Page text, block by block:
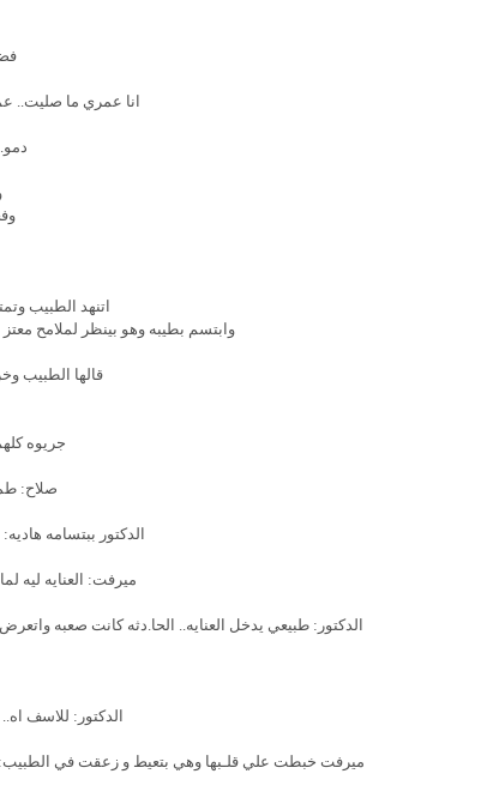
انا عمري ما صليت..
اتنهد الطبيب
وابتسم بطيبه وهو بينظر لملامح
قالها الطبيب
جريوه
صلاح:
الدكتور ببتسامه
ميرفت: العنايه ليه
الدكتور: طبيعي يدخل العنايه.. الحا.دثه كانت صعبه
الدكتور: للاسف
ميرفت خبطت علي قلـبها وهي بتعيط و زعقت في الطبيب: